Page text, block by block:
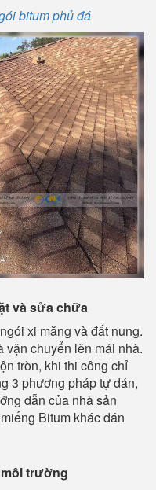
bitum phủ đá
và sửa chữa
xi măng và đất nung.
vận chuyển lên mái nhà.
tròn, khi thi công chỉ
3 phương pháp tự dán,
dẫn của nhà sản
Bitum khác dán
trường